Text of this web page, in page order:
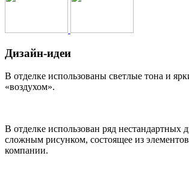
Дизайн-идеи
В отделке использованы светлые тона и
«воздухом».
В отделке использован ряд
сложным рисунком, состоящее из
компании.